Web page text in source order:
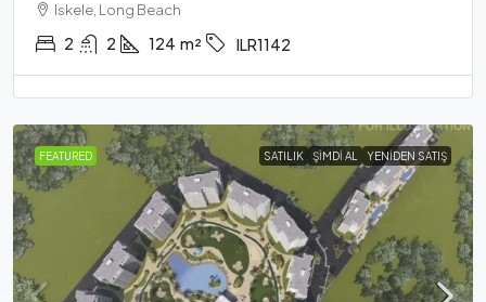
Iskele, Long Beach
2 2 124 m² ILR1142
FEATURED SATILIK ŞIMDI AL YENIDEN SATIŞ